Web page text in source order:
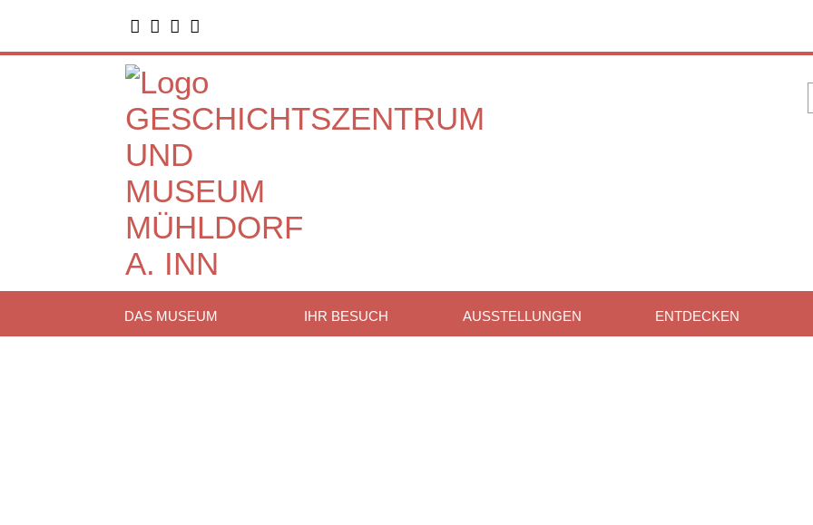
   
DAS MUSEUM IHR BESUCH AUSSTELLUNGEN ENTDECKEN